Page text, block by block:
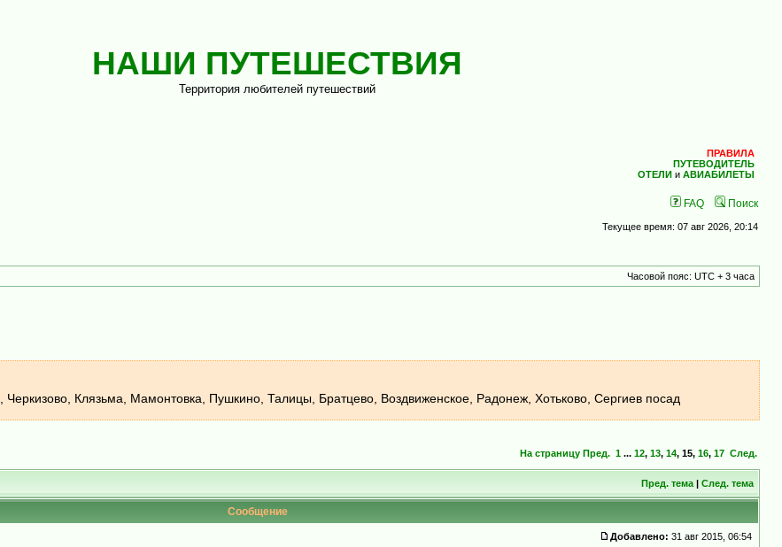
НАШИ ПУТЕШЕСТВИЯ
Территория любителей путешествий
ПРАВИЛА
ПУТЕВОДИТЕЛЬ
ОТЕЛИ и АВИАБИЛЕТЫ
FAQ Поиск
Текущее время: 07 авг 2026, 20:14
Часовой пояс: UTC + 3 часа
Клязьма, Мамонтовка, Пушкино, Талицы, Братцево, Воздвиженское, Радонеж, Хотьково, Сергиев посад
На страницу Пред. 1 ... 12, 13, 14, 15, 16, 17 След.
Пред. тема | След. тема
Сообщение
Добавлено: 31 авг 2015, 06:54